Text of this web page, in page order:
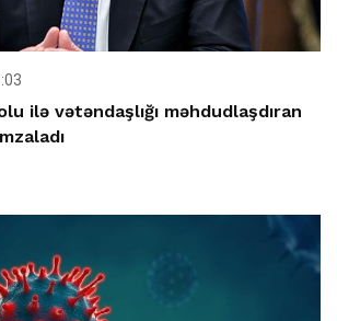
ilə vətəndaşlığı məhdudlaşdıran